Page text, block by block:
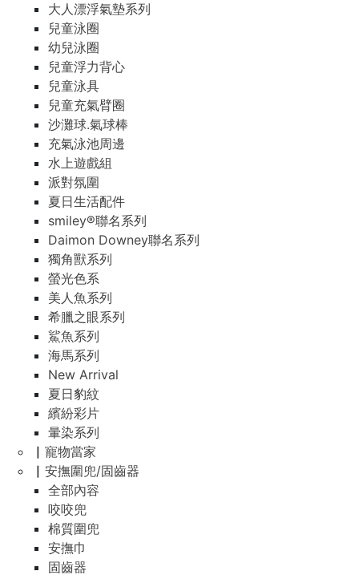
大人漂浮氣墊系列
兒童泳圈
幼兒泳圈
兒童浮力背心
兒童泳具
兒童充氣臂圈
沙灘球.氣球棒
充氣泳池周邊
水上遊戲組
派對氛圍
夏日生活配件
smiley®聯名系列
Daimon Downey聯名系列
獨角獸系列
螢光色系
美人魚系列
希臘之眼系列
鯊魚系列
海馬系列
New Arrival
夏日豹紋
繽紛彩片
暈染系列
▏寵物當家
▏安撫圍兜/固齒器
全部內容
咬咬兜
棉質圍兜
安撫巾
固齒器